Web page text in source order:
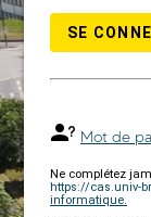
SE
Mot de
Ne complétez
https://cas.univ-
informatique.